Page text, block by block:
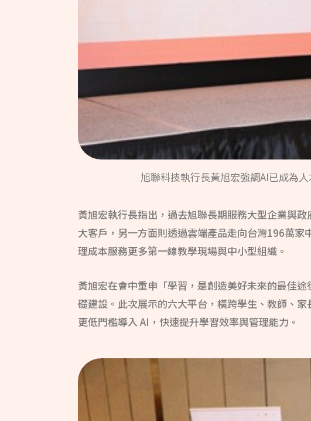
旭聯科技執行長黃旭宏強調AI已成為
黃旭宏執行長指出，過去旭聯長期服務大型企業與
大客戶，另一方面則透過雲端產品走向台灣196萬
理成本服務更多第一線教學現場與中小型組織。
黃旭宏在會中重申「學習，是創造美好未來的最佳
礎建設。此次展示的六大平台，橫跨學生、教師、
更低門檻導入 AI，快速提升學習效率與管理能力。